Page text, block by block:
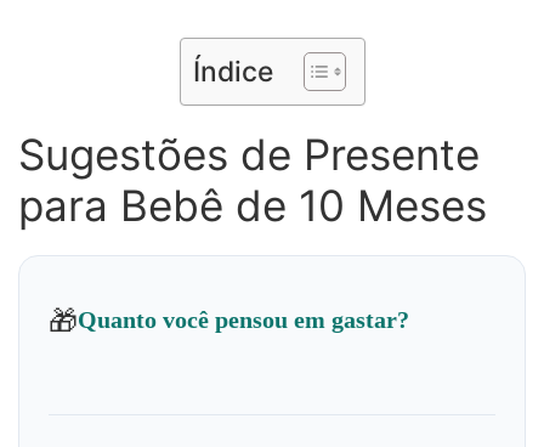
Índice
Sugestões de Presente
para Bebê de 10 Meses
🎁Quanto você pensou em gastar?